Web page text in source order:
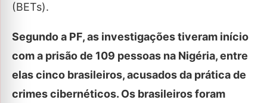
(BETs).
Segundo a PF, as investigações tiveram início
com a prisão de 109 pessoas na Nigéria, entre
elas cinco brasileiros, acusados da prática de
crimes cibernéticos. Os brasileiros foram